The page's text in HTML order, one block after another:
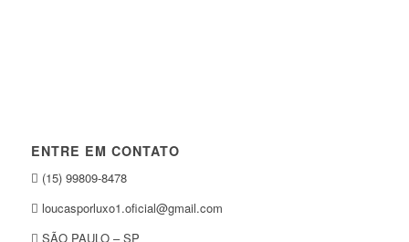
ENTRE EM CONTATO
(15) 99809-8478
loucasporluxo1.oficial@gmail.com
SÃO PAULO – SP